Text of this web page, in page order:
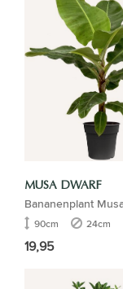
MUSA DWARF
Bananenplant
90cm 24cm
19,95